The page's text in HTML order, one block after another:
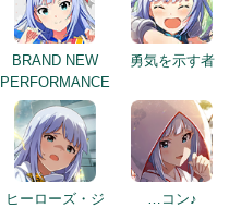
BRAND NEW
PERFORMANCE
勇気を示す者
ヒーローズ・ジ
…コン♪